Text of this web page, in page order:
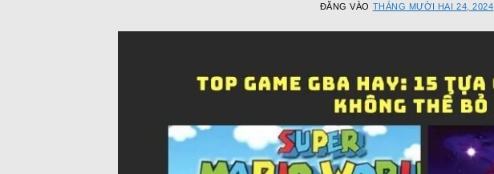
ĐĂNG VÀO THÁNG MƯỜI HAI 24, 2024